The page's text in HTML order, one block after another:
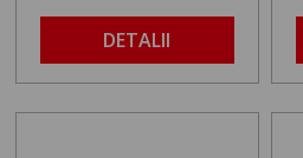
DETALII